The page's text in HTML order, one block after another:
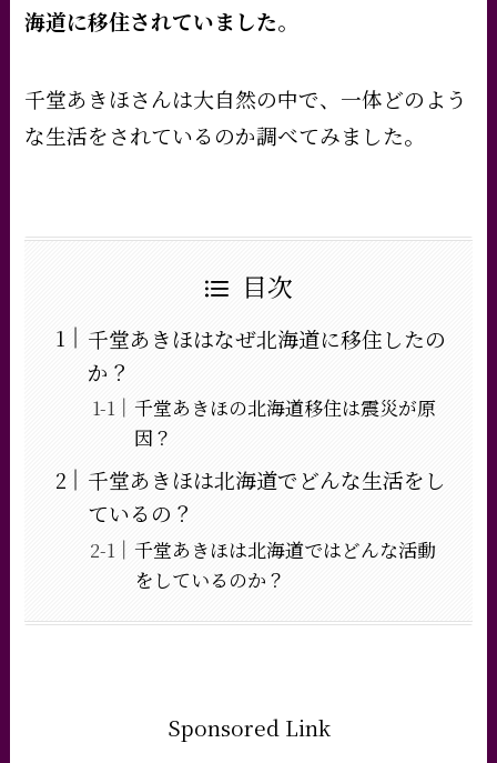
海道に移住されていました。
千堂あきほさんは大自然の中で、一体どのよう
な生活をされているのか調べてみました。
目次
千堂あきほはなぜ北海道に移住したの
か？
千堂あきほの北海道移住は震災が原
因？
千堂あきほは北海道でどんな生活をし
ているの？
千堂あきほは北海道ではどんな活動
をしているのか？
Sponsored Link